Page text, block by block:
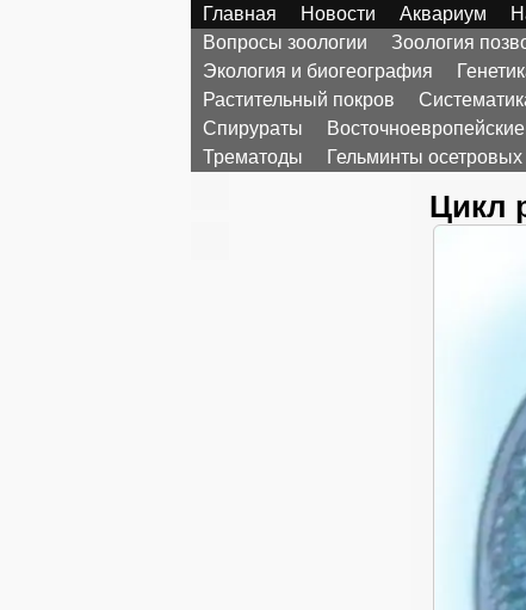
Главная Новости Аквариум
Вопросы зоологии
Зоология
Экология и биогеография
Растительный покров
Спирураты
Трематоды
Гельминты
Цикл